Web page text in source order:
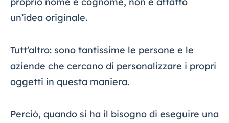
un’idea originale.
Tutt’altro: sono tantissime le persone e le
aziende che cercano di personalizzare i propri
oggetti in questa maniera.
Perciò, quando si ha il bisogno di eseguire una